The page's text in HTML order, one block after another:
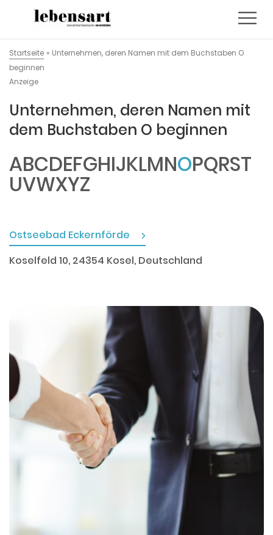
Startseite » Unternehmen, deren Namen mit dem Buchstaben O
beginnen
Anzeige
Unternehmen, deren Namen mit
dem Buchstaben O beginnen
ABCDEFGHIJKLMNOPQRST
UVWXYZ
Ostseebad Eckernförde
Koselfeld 10, 24354 Kosel, Deutschland